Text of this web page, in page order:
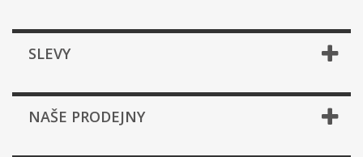
SLEVY
NAŠE PRODEJNY